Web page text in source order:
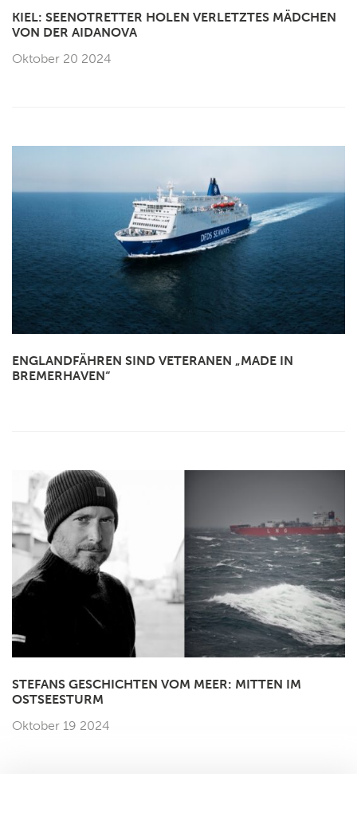
KIEL: SEENOTRETTER HOLEN VERLETZTES MÄDCHEN
VON DER AIDANOVA
Oktober 20 2024
ENGLANDFÄHREN SIND VETERANEN „MADE IN
BREMERHAVEN“
STEFANS GESCHICHTEN VOM MEER: MITTEN IM
OSTSEESTURM
Oktober 19 2024